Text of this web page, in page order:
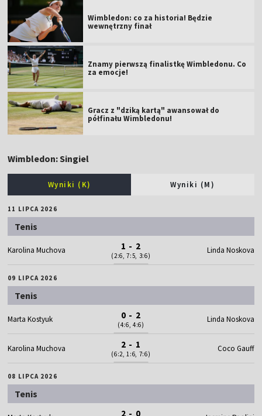
Wimbledon: co za historia! Będzie
wewnętrzny finał
Znamy pierwszą finalistkę Wimbledonu. Co
za emocje!
Gracz z "dziką kartą" awansował do
półfinału Wimbledonu!
Wimbledon: Singiel
Wyniki (K) Wyniki (M)
11 LIPCA 2026
Tenis
Karolina Muchova 1 - 2
(2:6, 7:5, 3:6)
Linda Noskova
09 LIPCA 2026
Tenis
Marta Kostyuk 0 - 2
(4:6, 4:6)
Linda Noskova
Karolina Muchova 2 - 1
(6:2, 1:6, 7:6)
Coco Gauff
08 LIPCA 2026
Tenis
2 - 0